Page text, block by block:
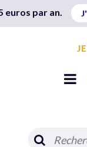
par an.